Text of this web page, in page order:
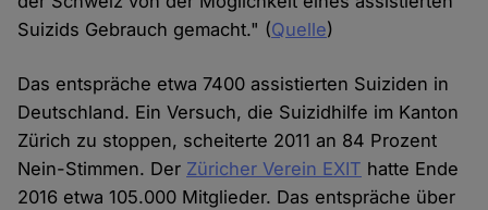
Suizids Gebrauch gemacht." (Quelle)
Das entspräche etwa 7400 assistierten Suiziden in
Deutschland. Ein Versuch, die Suizidhilfe im Kanton
Zürich zu stoppen, scheiterte 2011 an 84 Prozent
Nein-Stimmen. Der Züricher Verein EXIT hatte Ende
2016 etwa 105.000 Mitglieder. Das entspräche über